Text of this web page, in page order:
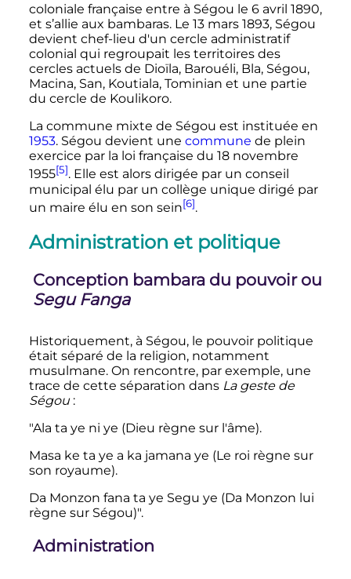
coloniale française entre à Ségou le 6 avril 1890,
et s’allie aux bambaras. Le 13 mars 1893, Ségou
devient chef-lieu d'un cercle administratif
colonial qui regroupait les territoires des
cercles actuels de Dioïla, Barouéli, Bla, Ségou,
Macina, San, Koutiala, Tominian et une partie
du cercle de Koulikoro.
La commune mixte de Ségou est instituée en
1953. Ségou devient une commune de plein
exercice par la loi française du 18 novembre
1955[5]. Elle est alors dirigée par un conseil
municipal élu par un collège unique dirigé par
un maire élu en son sein[6].
Administration et politique
Conception bambara du pouvoir ou
Segu Fanga
Historiquement, à Ségou, le pouvoir politique
était séparé de la religion, notamment
musulmane. On rencontre, par exemple, une
trace de cette séparation dans La geste de
Ségou :
"Ala ta ye ni ye (Dieu règne sur l'âme).
Masa ke ta ye a ka jamana ye (Le roi règne sur
son royaume).
Da Monzon fana ta ye Segu ye (Da Monzon lui
règne sur Ségou)".
Administration